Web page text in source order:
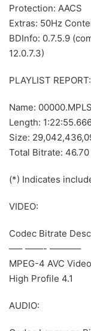
Protection: AACS
Extras: 50Hz
BDInfo: 0.7.5.9
12.0.7.3)
PLAYLIST REPORT:
Name: 00000.MPLS
Length:
Size:
Total Bitrate: 46.70
(*) Indicates
VIDEO:
Codec Bitrate
—– ——- ———–
MPEG-4 AVC
High Profile 4.1
AUDIO: